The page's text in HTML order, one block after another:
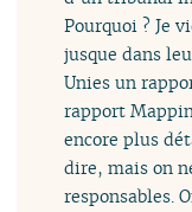
Pourquoi ? Je
jusque dans
Unies un
rapport
encore plus
dire, mais on
responsables.